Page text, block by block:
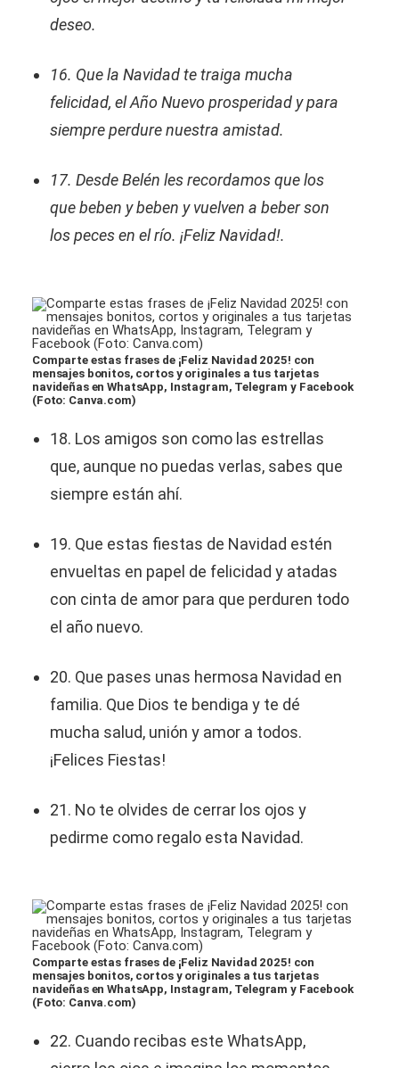
deseo.
16. Que la Navidad te traiga mucha
felicidad, el Año Nuevo prosperidad y para
siempre perdure nuestra amistad.
17. Desde Belén les recordamos que los
que beben y beben y vuelven a beber son
los peces en el río. ¡Feliz Navidad!.
Comparte estas frases de ¡Feliz Navidad 2025! con
mensajes bonitos, cortos y originales a tus tarjetas
navideñas en WhatsApp, Instagram, Telegram y Facebook
(Foto: Canva.com)
18. Los amigos son como las estrellas
que, aunque no puedas verlas, sabes que
siempre están ahí.
19. Que estas fiestas de Navidad estén
envueltas en papel de felicidad y atadas
con cinta de amor para que perduren todo
el año nuevo.
20. Que pases unas hermosa Navidad en
familia. Que Dios te bendiga y te dé
mucha salud, unión y amor a todos.
¡Felices Fiestas!
21. No te olvides de cerrar los ojos y
pedirme como regalo esta Navidad.
Comparte estas frases de ¡Feliz Navidad 2025! con
mensajes bonitos, cortos y originales a tus tarjetas
navideñas en WhatsApp, Instagram, Telegram y Facebook
(Foto: Canva.com)
22. Cuando recibas este WhatsApp,